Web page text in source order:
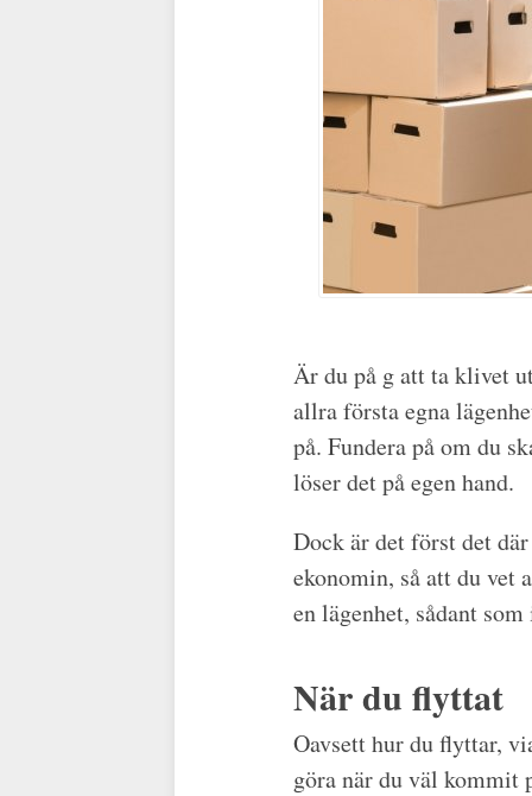
Är du på g att ta klivet
allra första egna
på. Fundera på om du
löser det på egen hand.
Dock är det först det
ekonomin, så att du vet
en lägenhet, sådant
När du flyttat
Oavsett hur du flyttar,
göra när du väl kommit